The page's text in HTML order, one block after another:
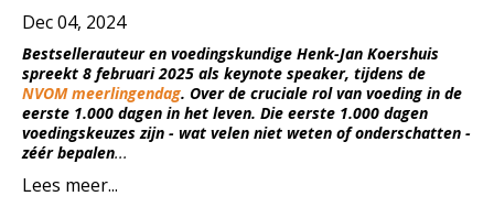
Dec 04, 2024
Bestsellerauteur en voedingskundige Henk-Jan Koershuis
spreekt 8 februari 2025 als keynote speaker, tijdens de
NVOM meerlingendag. Over de cruciale rol van voeding in de
eerste 1.000 dagen in het leven. Die eerste 1.000 dagen
voedingskeuzes zijn - wat velen niet weten of onderschatten -
zéér bepalen...
Lees meer...